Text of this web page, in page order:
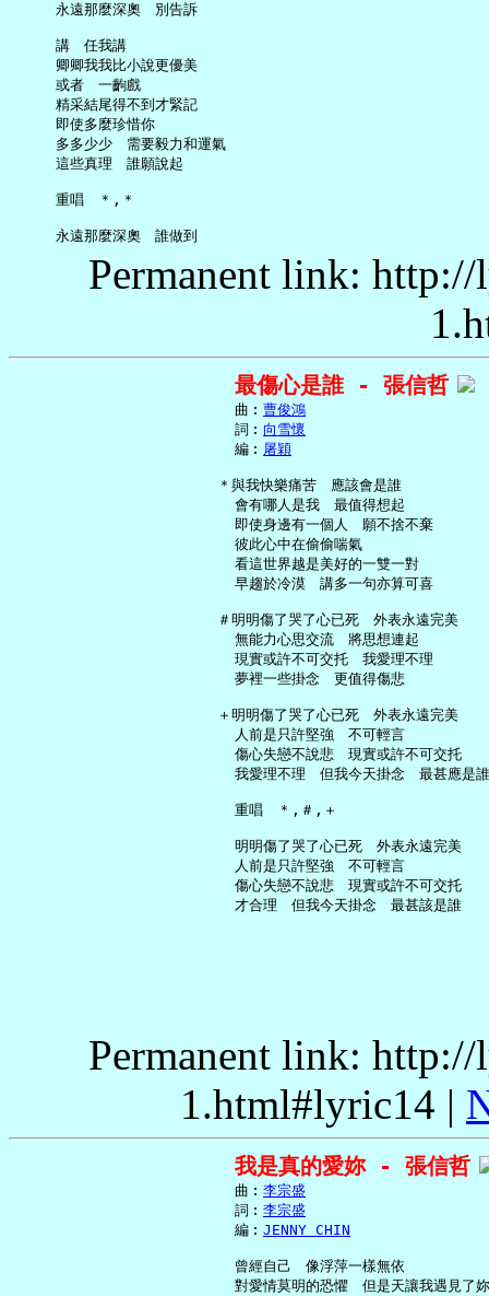
     永遠那麼深奧　別告訴
     講　任我講
     卿卿我我比小說更優美
     或者　一齣戲
     精采結尾得不到才緊記
     即使多麼珍惜你
     多多少少　需要毅力和運氣
     這些真理　誰願說起
     重唱　＊,＊
Permanent link:
最傷心是誰 - 張信哲
     曲︰
曹俊鴻
     詞︰
向雪懷
     編︰
屠穎
   ＊與我快樂痛苦　應該會是誰
     會有哪人是我　最值得想起
     即使身邊有一個人　願不捨不棄
     彼此心中在偷偷喘氣
     看這世界越是美好的一雙一對
     早趨於冷漠　講多一句亦算可喜
   ＃明明傷了哭了心已死　外表永遠完美
     無能力心思交流　將思想連起
     現實或許不可交托　我愛理不理
     夢裡一些掛念　更值得傷悲
   ＋明明傷了哭了心已死　外表永遠完美
     人前是只許堅強　不可輕言
     傷心失戀不說悲　現實或許不可交托
     我愛理不理　但我今天掛念　最甚應是誰
     重唱　＊,＃,＋
     明明傷了哭了心已死　外表永遠完美
     人前是只許堅強　不可輕言
     傷心失戀不說悲　現實或許不可交托
Permanent link:
1.html#lyric14 |
我是真的愛妳 - 張信哲
     曲︰
李宗盛
     詞︰
李宗盛
     編︰
JENNY CHIN
     曾經自己　像浮萍一樣無依
     對愛情莫明的恐懼　但是天讓我遇見了妳